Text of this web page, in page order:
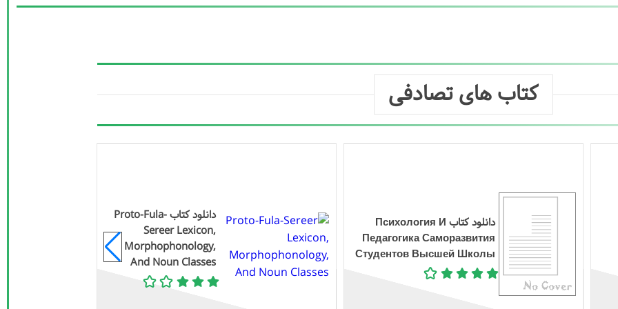
کتاب های تصادفی
دانلود کتاب Психология И
Педагогика Саморазвития
Студентов Высшей Школы
دانلود کتاب Proto-Fula-
Sereer Lexicon,
Morphophonology,
And Noun Classes